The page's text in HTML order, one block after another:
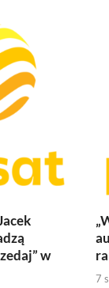
w
7